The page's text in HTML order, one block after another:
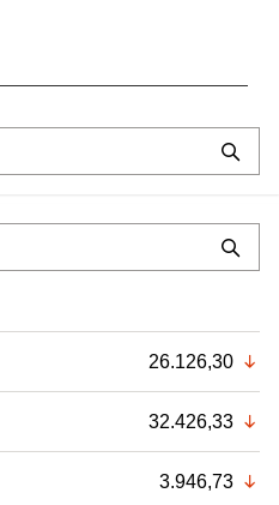
26.126,30
32.426,33
3.946,73